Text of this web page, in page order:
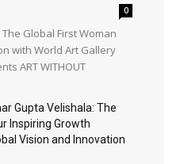
0
Global First Woman
with World Art Gallery
ART WITHOUT
Gupta Velishala: The
Inspiring Growth
Vision and Innovation